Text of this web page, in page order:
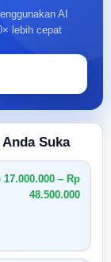
AI
lebih cepat
Suka
17.000.000 – Rp
48.500.000